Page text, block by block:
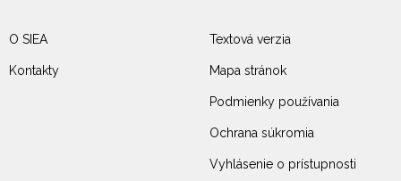
O SIEA
Kontakty
Textová verzia
Mapa stránok
Podmienky používania
Ochrana súkromia
Vyhlásenie o prístupnosti